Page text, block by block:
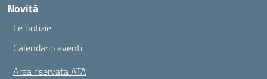
Novità
Le notizie
Calendario eventi
Area riservata ATA